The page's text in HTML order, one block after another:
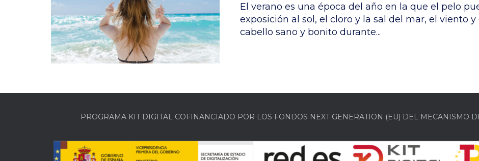
El verano es una época del año en la que el pelo
exposición al sol, el cloro y la sal del mar, el viento y
cabello sano y bonito durante...
PROGRAMA KIT DIGITAL COFINANCIADO POR LOS FONDOS NEXT GENERATION (EU) DEL MECANISMO